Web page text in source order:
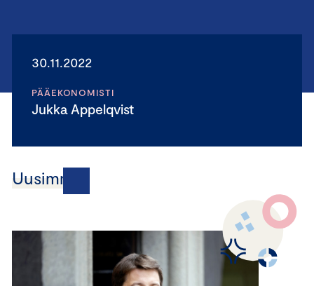
30.11.2022
PÄÄEKONOMISTI
Jukka Appelqvist
Uusimmat